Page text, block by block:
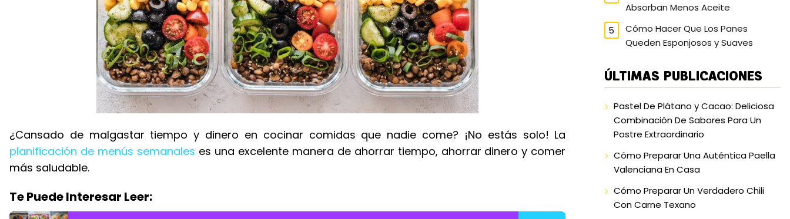
¿Cansado de malgastar tiempo y dinero en cocinar comidas que nadie come? ¡No estás solo! La
planificación de menús semanales es una excelente manera de ahorrar tiempo, ahorrar dinero y comer
más saludable.
Te Puede Interesar Leer:
Absorban Menos Aceite
Cómo Hacer Que Los Panes
Queden Esponjosos y Suaves
ÚLTIMAS PUBLICACIONES
Pastel De Plátano y Cacao: Deliciosa
Combinación De Sabores Para Un
Postre Extraordinario
Cómo Preparar Una Auténtica Paella
Valenciana En Casa
Cómo Preparar Un Verdadero Chili
Con Carne Texano